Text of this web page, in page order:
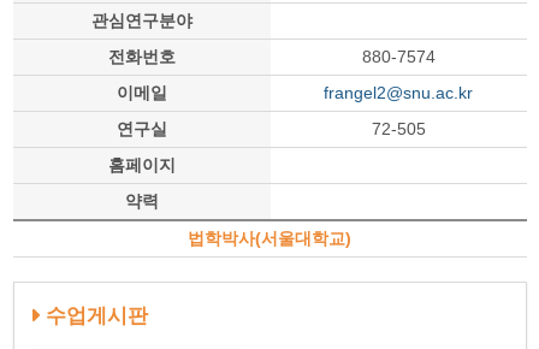
관심연구분야
전화번호
880-7574
이메일
frangel2@snu.ac.kr
연구실
72-505
홈페이지
약력
법학박사(서울대학교)
수업게시판